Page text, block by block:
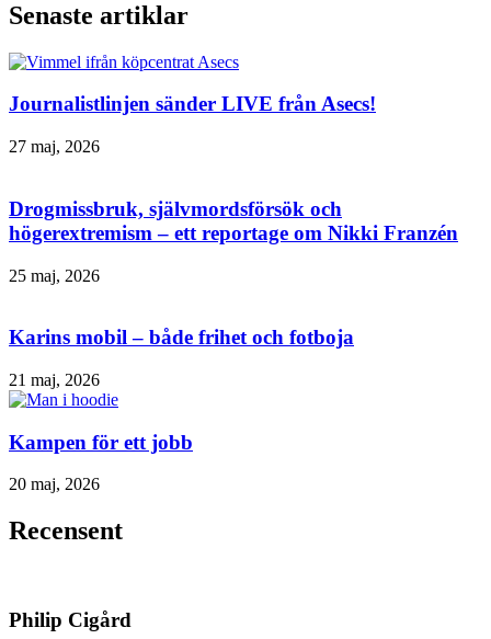
Senaste artiklar
Journalistlinjen sänder LIVE från Asecs!
27 maj, 2026
Drogmissbruk, självmordsförsök och
högerextremism – ett reportage om Nikki Franzén
25 maj, 2026
Karins mobil – både frihet och fotboja
21 maj, 2026
Kampen för ett jobb
20 maj, 2026
Recensent
Philip Cigård